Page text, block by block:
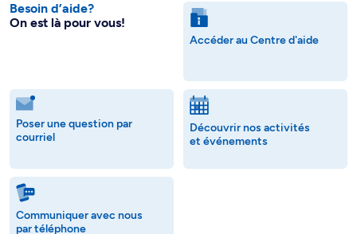
Besoin d’aide?
On est là pour vous!
Accéder au Centre d'aide
Poser une question par
courriel
Découvrir nos activités
et événements
Communiquer avec nous
par téléphone